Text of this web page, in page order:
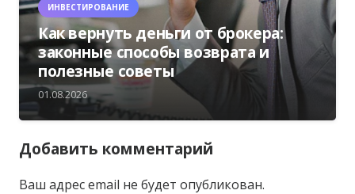
ИНВЕСТИРОВАНИЕ
Как вернуть деньги от брокера:
законные способы возврата и
полезные советы
01.08.2026
Добавить комментарий
Ваш адрес email не будет опубликован.